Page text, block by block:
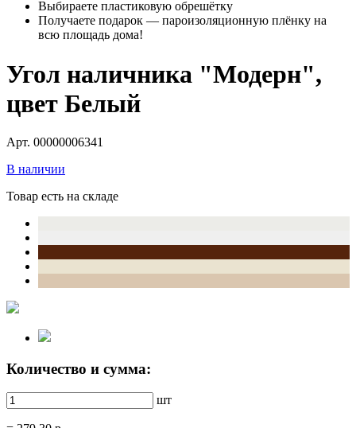
Выбираете пластиковую обрешётку
Получаете подарок — пароизоляционную плёнку на
всю площадь дома!
Угол наличника "Модерн",
цвет Белый
Арт. 00000006341
В наличии
Товар есть на складе
Количество и сумма:
шт